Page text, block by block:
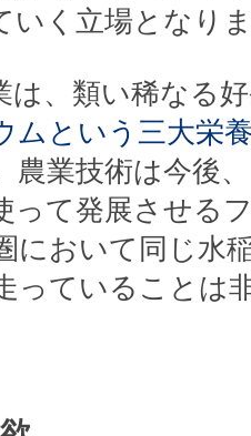
いく立場となり
は、類い稀なる
ムという三大栄
農業技術は今後
って発展させる
において同じ水
っていることは